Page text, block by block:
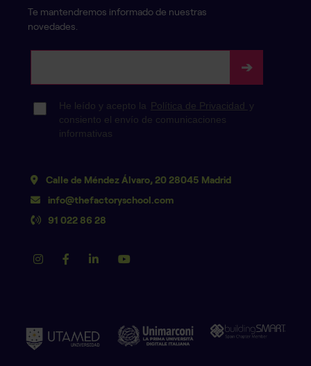
Te mantendremos informado de nuestras
novedades.
Calle de Méndez Álvaro, 20 28045 Madrid
info@thefactoryschool.com
91 022 86 28